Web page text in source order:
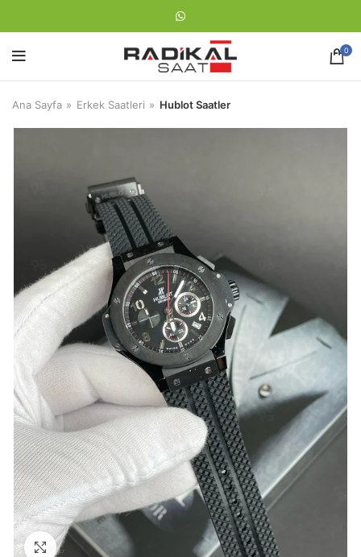
0
Ana Sayfa Erkek Saatleri Hublot Saatler
Görseli Büyütün